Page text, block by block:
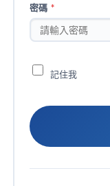
密碼 *
記住我